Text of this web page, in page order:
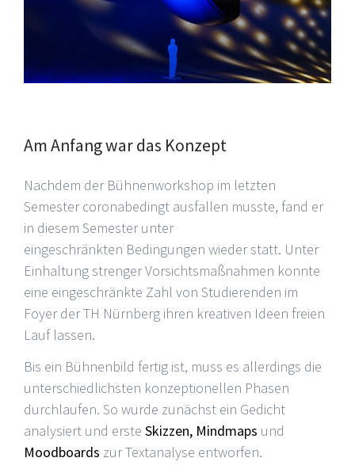
Am Anfang war das Konzept
Nachdem der Bühnenworkshop im letzten
Semester coronabedingt ausfallen musste, fand er
in diesem Semester unter
eingeschränkten Bedingungen wieder statt. Unter
Einhaltung strenger Vorsichtsmaßnahmen konnte
eine eingeschränkte Zahl von Studierenden im
Foyer der TH Nürnberg ihren kreativen Ideen freien
Lauf lassen.
Bis ein Bühnenbild fertig ist, muss es allerdings die
unterschiedlichsten konzeptionellen Phasen
durchlaufen. So wurde zunächst ein Gedicht
analysiert und erste Skizzen, Mindmaps und
Moodboards zur Textanalyse entworfen.